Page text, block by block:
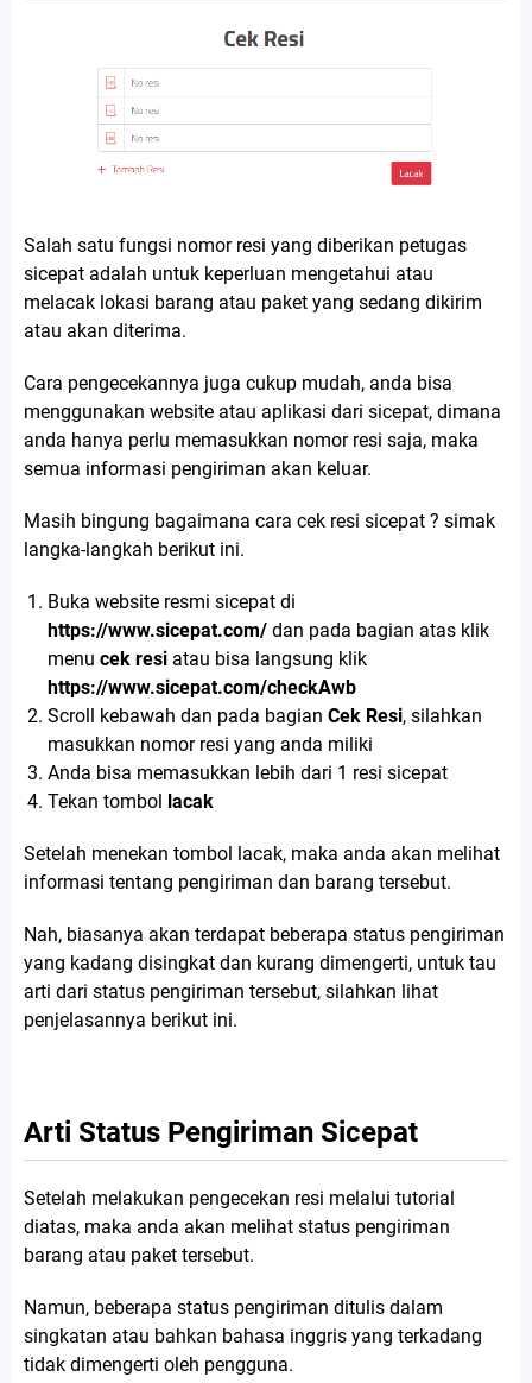
Salah satu fungsi nomor resi yang diberikan petugas
sicepat adalah untuk keperluan mengetahui atau
melacak lokasi barang atau paket yang sedang dikirim
atau akan diterima.
Cara pengecekannya juga cukup mudah, anda bisa
menggunakan website atau aplikasi dari sicepat, dimana
anda hanya perlu memasukkan nomor resi saja, maka
semua informasi pengiriman akan keluar.
Masih bingung bagaimana cara cek resi sicepat ? simak
langka-langkah berikut ini.
Buka website resmi sicepat di
https://www.sicepat.com/ dan pada bagian atas klik
menu cek resi atau bisa langsung klik
https://www.sicepat.com/checkAwb
Scroll kebawah dan pada bagian Cek Resi, silahkan
masukkan nomor resi yang anda miliki
Anda bisa memasukkan lebih dari 1 resi sicepat
Tekan tombol lacak
Setelah menekan tombol lacak, maka anda akan melihat
informasi tentang pengiriman dan barang tersebut.
Nah, biasanya akan terdapat beberapa status pengiriman
yang kadang disingkat dan kurang dimengerti, untuk tau
arti dari status pengiriman tersebut, silahkan lihat
penjelasannya berikut ini.
Arti Status Pengiriman Sicepat
Setelah melakukan pengecekan resi melalui tutorial
diatas, maka anda akan melihat status pengiriman
barang atau paket tersebut.
Namun, beberapa status pengiriman ditulis dalam
singkatan atau bahkan bahasa inggris yang terkadang
tidak dimengerti oleh pengguna.